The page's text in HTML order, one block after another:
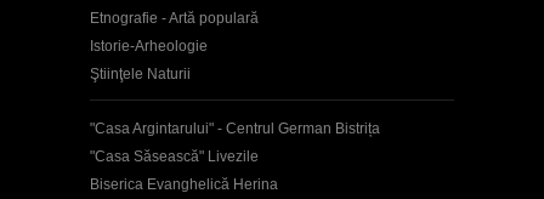
Etnografie - Artă populară
Istorie-Arheologie
Ştiinţele Naturii
"Casa Argintarului" - Centrul German Bistrița
"Casa Săsească" Livezile
Biserica Evanghelică Herina